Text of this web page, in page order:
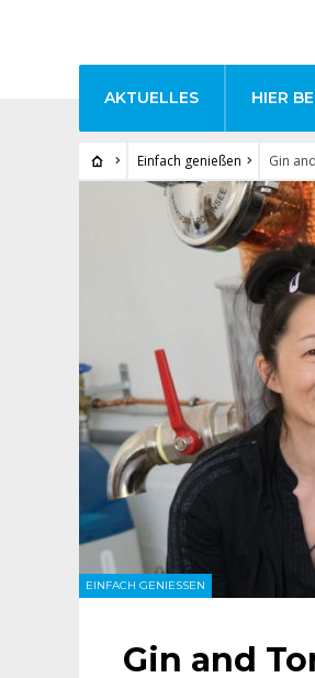
AKTUELLES HIER
Einfach genießen Gin
EINFACH GENIESSEN
Gin and